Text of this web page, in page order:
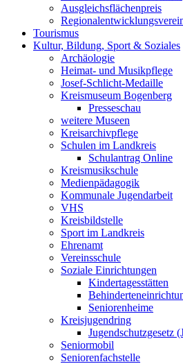
Ausgleichsflächenpreis
Tourismus
Kultur, Bildung, Sport & Soziales
Archäologie
Heimat- und Musikpflege
Josef-Schlicht-Medaille
Kreismuseum Bogenberg
Presseschau
weitere Museen
Kreisarchivpflege
Schulen im Landkreis
Schulantrag Online
Kreismusikschule
Medienpädagogik
Kommunale Jugendarbeit
VHS
Kreisbildstelle
Sport im Landkreis
Ehrenamt
Vereinsschule
Soziale Einrichtungen
Kindertagesstätten
Seniorenheime
Kreisjugendring
Jugendschutzgesetz
Seniormobil
Seniorenfachstelle